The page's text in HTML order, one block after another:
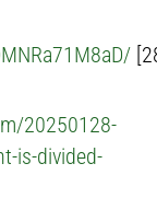
20250128-
is-divided-